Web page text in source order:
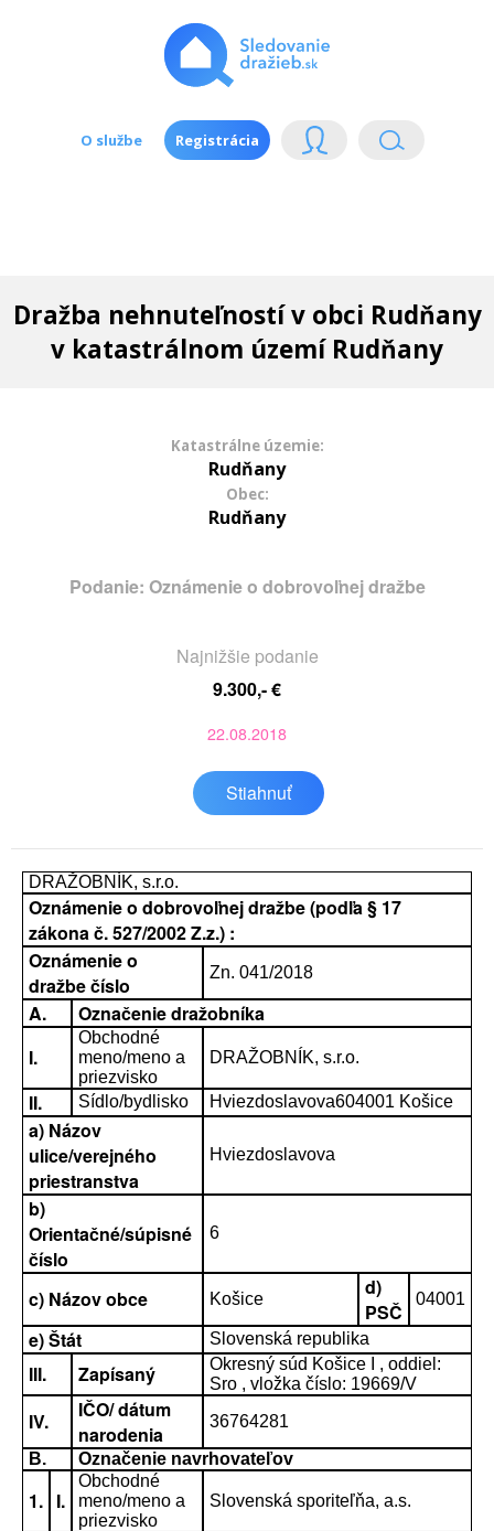
O službe Registrácia
Dražba nehnuteľností v obci Rudňany
v katastrálnom území Rudňany
Katastrálne územie:
Rudňany
Obec:
Rudňany
Podanie: Oznámenie o dobrovoľnej dražbe
Najnižšie podanie
9.300,- €
22.08.2018
Stiahnuť
DRAŽOBNÍK, s.r.o.
Oznámenie o dobrovoľnej dražbe (podľa § 17
zákona č. 527/2002 Z.z.) :
Oznámenie o
dražbe číslo
Zn. 041/2018
A.
Označenie dražobníka
I.
Obchodné
meno/meno a
priezvisko
DRAŽOBNÍK, s.r.o.
II. Sídlo/bydlisko Hviezdoslavova604001 Košice
a) Názov
ulice/verejného
priestranstva
Hviezdoslavova
b)
Orientačné/súpisné
číslo
6
c) Názov obce Košice
d)
PSČ
04001
e) Štát Slovenská republika
III. Zapísaný
Okresný súd Košice I , oddiel:
Sro , vložka číslo: 19669/V
IV.
IČO/ dátum
narodenia
36764281
B.
Označenie navrhovateľov
1. I.
Obchodné
meno/meno a
priezvisko
Slovenská sporiteľňa, a.s.